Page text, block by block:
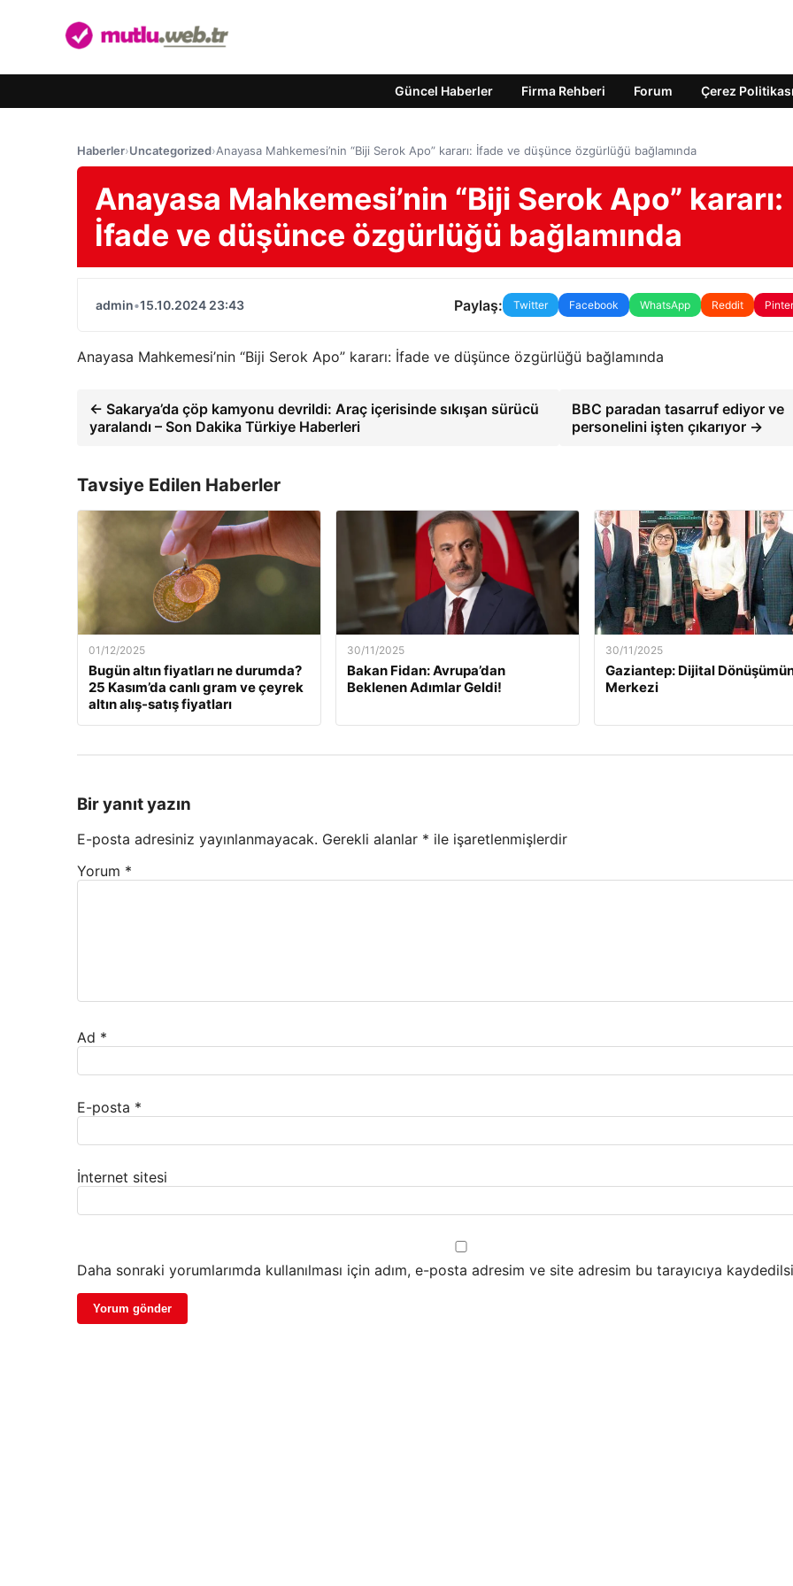
Güncel Haberler Firma Rehberi Forum Çerez Politikası
Haberler›Uncategorized›Anayasa Mahkemesi’nin “Biji Serok Apo” kararı: İfade ve düşünce özgürlüğü bağlamında
Anayasa Mahkemesi’nin “Biji Serok Apo” kararı:
İfade ve düşünce özgürlüğü bağlamında
admin•15.10.2024 23:43 Paylaş: Twitter Facebook WhatsApp Reddit
Anayasa Mahkemesi’nin “Biji Serok Apo” kararı: İfade ve düşünce özgürlüğü bağlamında
← Sakarya’da çöp kamyonu devrildi: Araç içerisinde sıkışan sürücü
yaralandı – Son Dakika Türkiye Haberleri
BBC paradan tasarruf ediyor ve
personelini işten çıkarıyor →
Tavsiye Edilen Haberler
01/12/2025
Bugün altın fiyatları ne durumda?
25 Kasım’da canlı gram ve çeyrek
altın alış-satış fiyatları
30/11/2025
Bakan Fidan: Avrupa’dan
Beklenen Adımlar Geldi!
30/11/2025
Gaziantep: Dijital
Merkezi
Bir yanıt yazın
E-posta adresiniz yayınlanmayacak. Gerekli alanlar * ile işaretlenmişlerdir
Yorum *
Ad *
E-posta *
İnternet sitesi
Daha sonraki yorumlarımda kullanılması için adım, e-posta adresim ve site adresim bu tarayıcıya